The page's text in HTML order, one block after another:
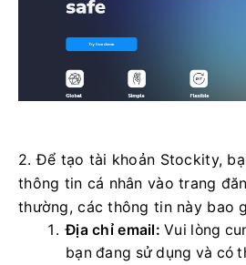
2. Để tạo tài khoản Stockity,
thông tin cá nhân vào trang
thường, các thông tin này bao
Địa chỉ email: Vui lòng
bạn đang sử dụng và có